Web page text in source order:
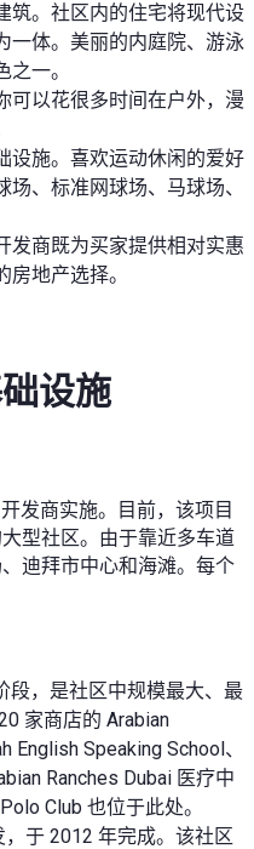
筑。社区内的住宅将现代设
一体。美丽的内庭院、游泳
一。
可以花很多时间在户外，漫
设施。喜欢运动休闲的爱好
、标准网球场、马球场、
发商既为买家提供相对实惠
地产选择。
设施
发商实施。目前，该项目
型社区。由于靠近多车道
迪拜市中心和海滩。每个
段，是社区中规模最大、最
家商店的 Arabian
English Speaking School、
Ranches Dubai 医疗中
Club 也位于此处。
于 2012 年完成。该社区